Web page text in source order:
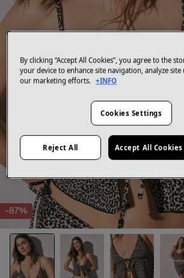
-87%
By clicking “Accept All Cookies”, you agree to the
your device to enhance site navigation, analyze site
our marketing efforts. +INFO
Cookies Settings
Reject All Accept All Cookies